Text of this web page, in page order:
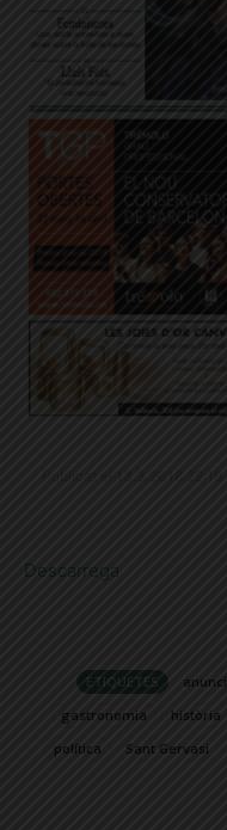
Descarrega
ETIQUETES anunci
gastronomia
història
política
Sant Gervasi